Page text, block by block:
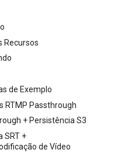
Recursos
de Exemplo
RTMP Passthrough
+ Persistência S3
SRT +
de Vídeo